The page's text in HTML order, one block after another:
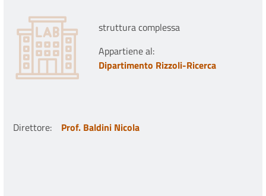
struttura complessa
Appartiene al:
Dipartimento Rizzoli-Ricerca
Direttore: Prof. Baldini Nicola